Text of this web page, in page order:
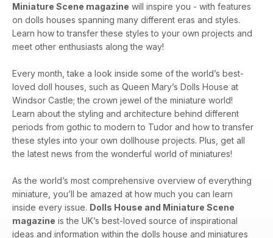
Miniature Scene magazine will inspire you - with features
on dolls houses spanning many different eras and styles.
Learn how to transfer these styles to your own projects and
meet other enthusiasts along the way!
Every month, take a look inside some of the world’s best-
loved doll houses, such as Queen Mary’s Dolls House at
Windsor Castle; the crown jewel of the miniature world!
Learn about the styling and architecture behind different
periods from gothic to modern to Tudor and how to transfer
these styles into your own dollhouse projects. Plus, get all
the latest news from the wonderful world of miniatures!
As the world’s most comprehensive overview of everything
miniature, you’ll be amazed at how much you can learn
inside every issue. Dolls House and Miniature Scene
magazine is the UK’s best-loved source of inspirational
ideas and information within the dolls house and miniatures